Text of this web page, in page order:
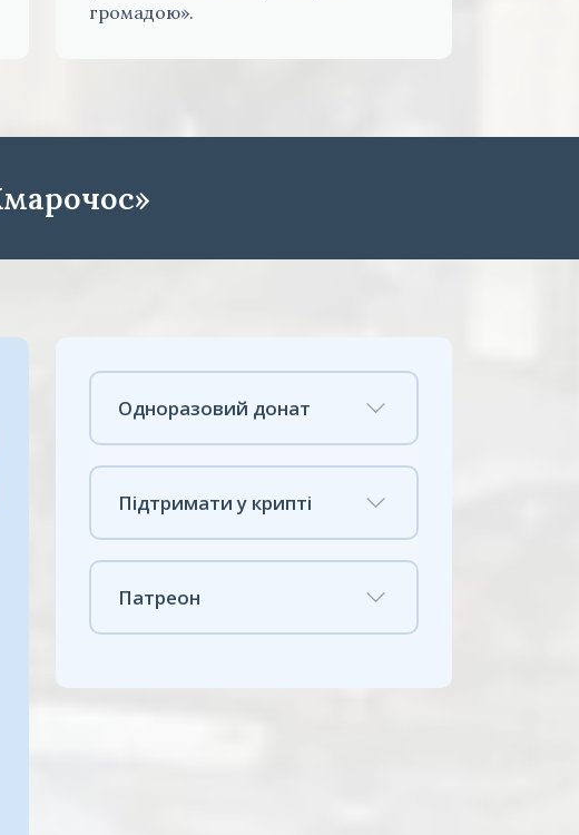
громадою».
Одноразовий донат
Підтримати у крипті
Патреон